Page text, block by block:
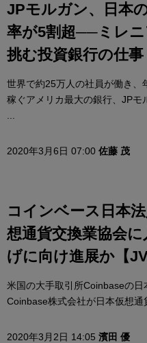
JPモルガン、日本
率が5割超──ミレ
挑む投資銀行の仕事
世界で約25万人の社員が働き、
稼ぐアメリカ最大の銀行、JPモ
2020年3月6日 07:00 佐藤 茂
コインベース日本
想通貨交換業協会
げに向け進展か【
米国の大手取引所Coinbaseの日
Coinbase株式会社が日本仮想通
2020年3月2日 14:05 濱田 優